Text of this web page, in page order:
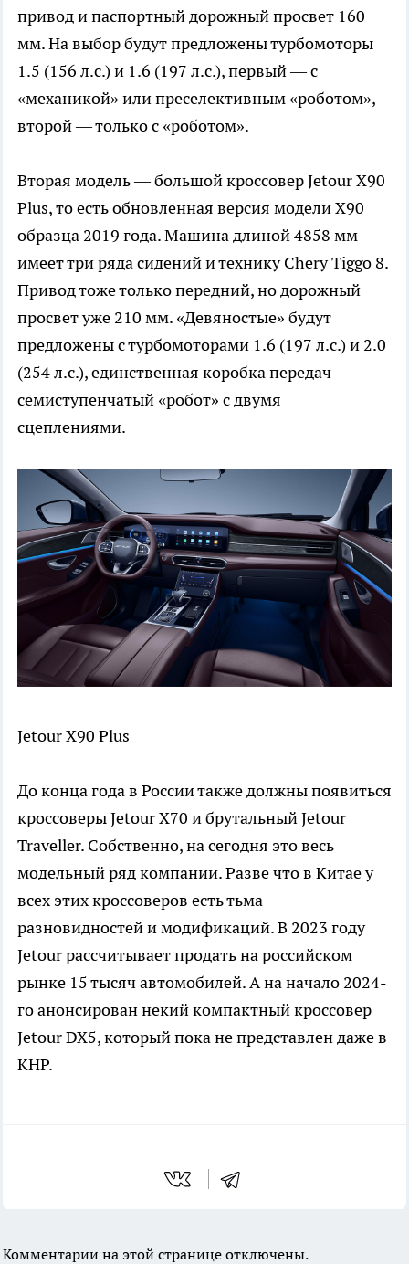
привод и паспортный дорожный просвет 160
мм. На выбор будут предложены турбомоторы
1.5 (156 л.с.) и 1.6 (197 л.с.), первый — с
«механикой» или преселективным «роботом»,
второй — только с «роботом».
Вторая модель — большой кроссовер Jetour X90
Plus, то есть обновленная версия модели X90
образца 2019 года. Машина длиной 4858 мм
имеет три ряда сидений и технику Chery Tiggo 8.
Привод тоже только передний, но дорожный
просвет уже 210 мм. «Девяностые» будут
предложены с турбомоторами 1.6 (197 л.с.) и 2.0
(254 л.с.), единственная коробка передач —
семиступенчатый «робот» с двумя
сцеплениями.
Jetour X90 Plus
До конца года в России также должны появиться
кроссоверы Jetour X70 и брутальный Jetour
Traveller. Собственно, на сегодня это весь
модельный ряд компании. Разве что в Китае у
всех этих кроссоверов есть тьма
разновидностей и модификаций. В 2023 году
Jetour рассчитывает продать на российском
рынке 15 тысяч автомобилей. А на начало 2024-
го анонсирован некий компактный кроссовер
Jetour DX5, который пока не представлен даже в
КНР.
Комментарии на этой странице отключены.